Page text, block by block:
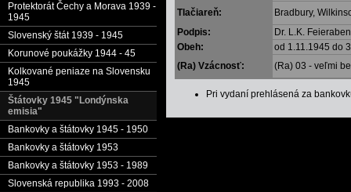
Protektorát Čechy a Morava 1939 -
1945
Slovenský štát 1939 - 1945
Korunové poukážky 1944 - 45
Kolkované peniaze na Slovensku
1945
Štátovky 1945 "Londýnska
emisia"
Bankovky a štátovky 1945 - 1950
Bankovky a štátovky 1953
Bankovky a štátovky 1953 - 1989
Slovenská republika 1993 - 2008
Tlačiareň:
Bradbury,
Podpis:
Dr. L.K.
Obeh:
od 1.11.1945 do
(Ra) Vzácnosť:
(Ra) 03 - veľmi
Pri vydaní prehlásená za